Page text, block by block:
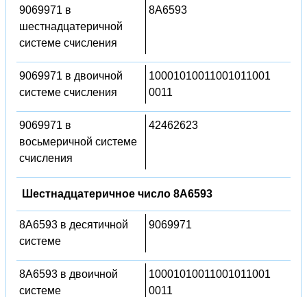
9069971 в
шестнадцатеричной
системе счисления
8A6593
9069971 в двоичной
системе счисления
10001010011001011001
0011
9069971 в
восьмеричной системе
счисления
42462623
Шестнадцатеричное число 8A6593
8A6593 в десятичной
системе
9069971
8A6593 в двоичной
системе
10001010011001011001
0011